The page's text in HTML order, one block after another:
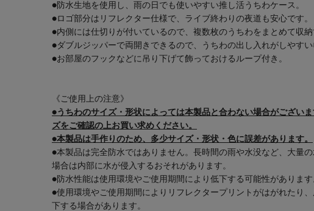
●防水生地を使用し、雨の日でも使いやすい推し活うちわケース。
●ロゴ部分はリフレクター仕様で、ライブ終わりの夜道も安心です。
●内側には仕切りが付いているので、複数枚のうちわをまとめて収納
●ダブルジッパーで両開きできるので、うちわの出し入れがしやす
●お部屋のフックなどに吊り下げて飾っておけるループ付き。
《ご使用上の注意》
●うちわのサイズ・形状によっては本製品と合わない場合がござい
ズをご確認の上お買い求めください。
●本製品は手作りのため、多少サイズ・形状・色に誤差があります。
●本製品は完全防水ではありません。長時間の雨や水没など、大量
場合は内部に水が侵入するおそれがあります。
●防水性能は使用環境やご使用期間により低下する可能性があります
●使用環境やご使用期間によりリフレクタープリントがはがれたり
下する場合があります。